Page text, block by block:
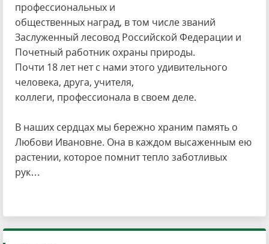
профессиональных и
общественных наград, в том числе званий
Заслуженный лесовод Российской Федерации и
Почетный работник охраны природы.
Почти 18 лет нет с нами этого удивительного
человека, друга, учителя,
коллеги, профессионала в своем деле.
В наших сердцах мы бережно храним память о
Любови Ивановне. Она в каждом высаженным ею
растении, которое помнит тепло заботливых
рук…